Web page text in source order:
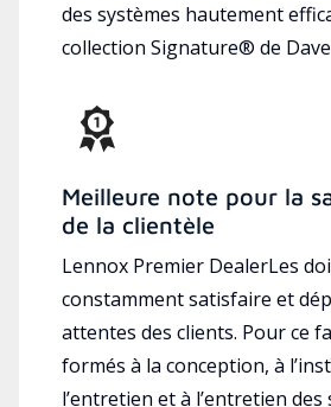
des systèmes hautement
collection Signature® de
Meilleure note pour la
de la clientèle
Lennox Premier DealerLes
constamment satisfaire et
attentes des clients. Pour ce
formés à la conception, à
l’entretien et à l’entretien des